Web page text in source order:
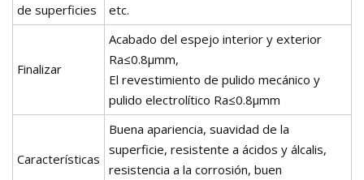
de superficies
etc.
Finalizar
Acabado del espejo interior y exterior
Ra≤0.8μmm,
El revestimiento de pulido mecánico y
pulido electrolítico Ra≤0.8μmm
Características
Buena apariencia, suavidad de la
superficie, resistente a ácidos y álcalis,
resistencia a la corrosión, buen